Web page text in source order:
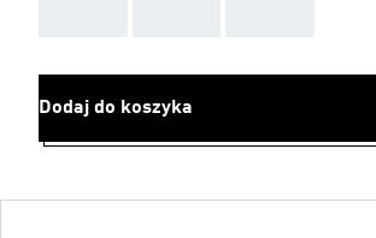
Dodaj do koszyka